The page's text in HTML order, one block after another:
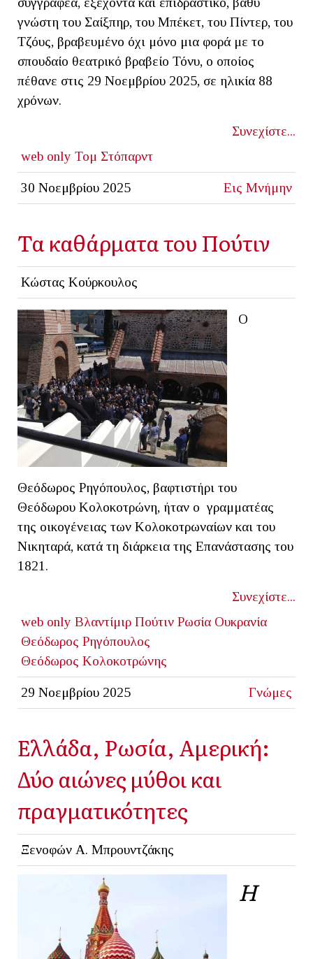
γνώστη του Σαίξπηρ, του Μπέκετ, του Πίντερ, του
Τζόυς, βραβευμένο όχι μόνο μια φορά με το
σπουδαίο θεατρικό βραβείο Τόνυ, ο οποίος
πέθανε στις 29 Νοεμβρίου 2025, σε ηλικία 88
χρόνων.
Συνεχίστε...
web only Τομ Στόπαρντ
30 Νοεμβρίου 2025 Εις Μνήμην
Τα καθάρματα του Πούτιν
Κώστας Κούρκουλος
Ο
Θεόδωρος Ρηγόπουλος, βαφτιστήρι του
Θεόδωρου Κολοκοτρώνη, ήταν ο γραμματέας
της οικογένειας των Κολοκοτρωναίων και του
Νικηταρά, κατά τη διάρκεια της Επανάστασης του
1821.
Συνεχίστε...
web only Βλαντίμιρ Πούτιν Ρωσία Ουκρανία
Θεόδωρος Ρηγόπουλος
Θεόδωρος Κολοκοτρώνης
29 Νοεμβρίου 2025 Γνώμες
Ελλάδα, Ρωσία, Αμερική:
Δύο αιώνες μύθοι και
πραγματικότητες
Ξενοφών Α. Μπρουντζάκης
Η